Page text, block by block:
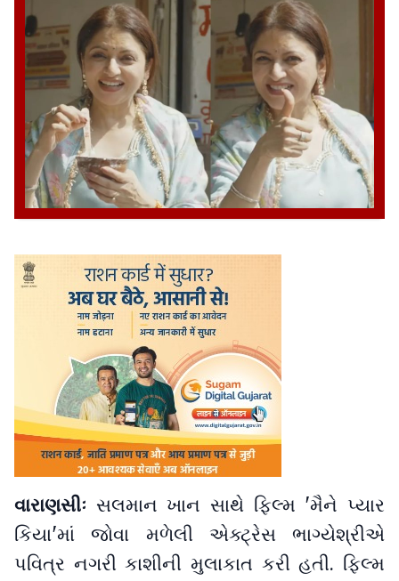
વારાણસીઃ સલમાન ખાન સાથે ફિલ્મ 'મૈને પ્યાર
કિયા'માં જોવા મળેલી એક્ટ્રેસ ભાગ્યેશ્રીએ
પવિત્ર નગરી કાશીની મુલાકાત કરી હતી. ફિલ્મ